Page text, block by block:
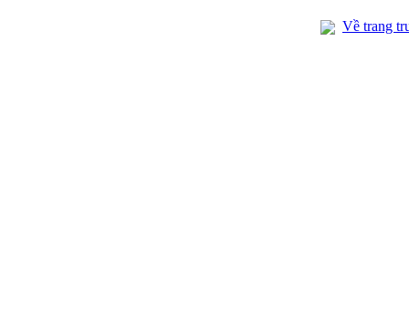
Về trang